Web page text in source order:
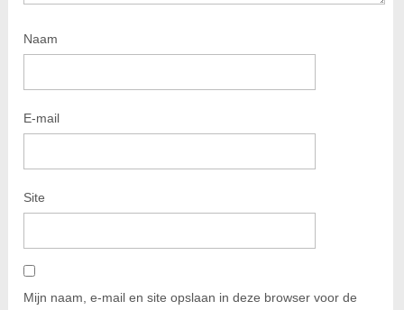
Naam
E-mail
Site
Mijn naam, e-mail en site opslaan in deze browser voor de